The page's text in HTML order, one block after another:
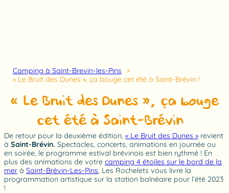
Camping à Saint-Brevin-les-Pins
« Le Bruit des Dunes », ça bouge cet été à Saint-Brévin !
« Le Bruit des Dunes », ça bouge
cet été à Saint-Brévin !
De retour pour la deuxième édition, « Le Bruit des Dunes » revient
à Saint-Brévin. Spectacles, concerts, animations en journée ou
en soirée, le programme estival brévinois est bien rythmé ! En
plus des animations de votre camping 4 étoiles sur le bord de la
mer à Saint-Brévin-Les-Pins , Les Rochelets vous livre la
programmation artistique sur la station balnéaire pour l’été 2023
!